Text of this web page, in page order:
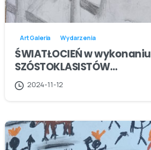
Art Galeria Wydarzenia
ŚWIATŁOCIEŃ w wykonaniu
SZÓSTOKLASISTÓW…
2024-11-12